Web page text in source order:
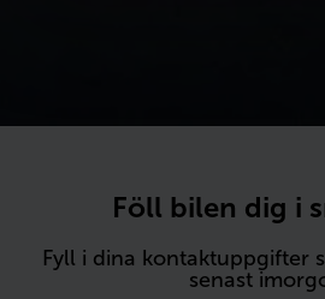
Föll bilen dig i
Fyll i dina kontaktuppgifter
senast